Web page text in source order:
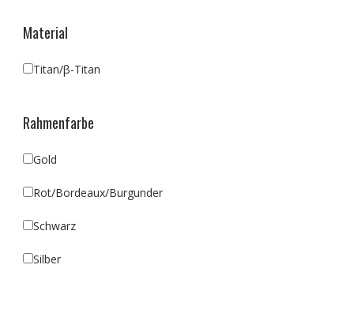
Material
Titan/β-Titan
Rahmenfarbe
Gold
Rot/Bordeaux/Burgunder
Schwarz
Silber